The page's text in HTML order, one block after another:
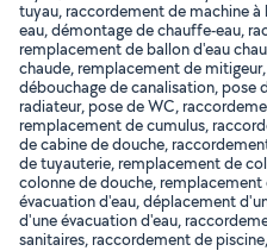
tuyau, raccordement de machine
eau, démontage de chauffe-eau,
remplacement de ballon d'eau
chaude, remplacement de
débouchage de canalisation, pose
radiateur, pose de WC,
remplacement de cumulus,
de cabine de douche,
de tuyauterie, remplacement de
colonne de douche,
évacuation d'eau, déplacement
d'une évacuation d'eau,
sanitaires, raccordement de